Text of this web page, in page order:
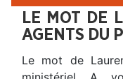
LE MOT DE
AGENTS DU
Le mot de